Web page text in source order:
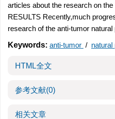
articles about the research on
RESULTS Recently,much
research of the anti-tumor natural
Keywords: anti-tumor / natural
HTML全文
参考文献(0)
相关文章